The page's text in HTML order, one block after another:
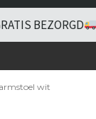
BEZORGD
wit